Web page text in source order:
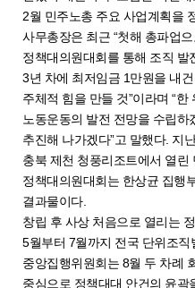
2월 민주노총 주요 사업계획을
사무총장은 최근 “첫해 총파업
정책대의원대회를 통해 조직 발
3년 차에 최저임금 1만원을 내
주체적 힘을 만들 것”이라며 “한
노동운동의 발전 전망을 수립
추진해 나가겠다”고 말했다. 지
충북 제천 청풍리조트에서 열린
정책대의원대회는 한상균 집행
결과물이다.
창립 후 사상 처음으로 열리는
5월부터 7월까지 전국 단위조직
중앙집행위원회는 8월 두 차례
중심으로 정책대대 안건의 윤곽